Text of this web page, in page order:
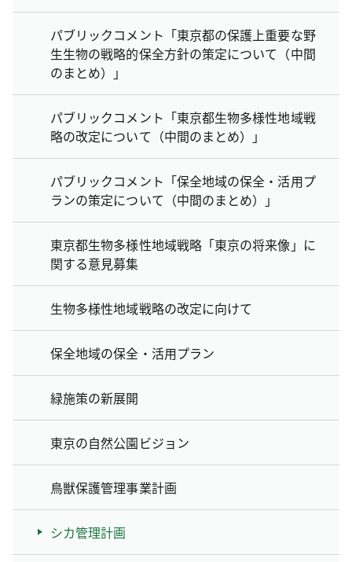
パブリックコメント「東京都の保護上重要な野
生生物の戦略的保全方針の策定について（中間
のまとめ）」
パブリックコメント「東京都生物多様性地域戦
略の改定について（中間のまとめ）」
パブリックコメント「保全地域の保全・活用プ
ランの策定について（中間のまとめ）」
東京都生物多様性地域戦略「東京の将来像」に
関する意見募集
生物多様性地域戦略の改定に向けて
保全地域の保全・活用プラン
緑施策の新展開
東京の自然公園ビジョン
鳥獣保護管理事業計画
シカ管理計画